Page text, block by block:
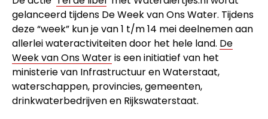
gelanceerd tijdens De Week van Ons Water. Tijdens
deze “week” kun je van 1 t/m 14 mei deelnemen aan
allerlei wateractiviteiten door het hele land. De
Week van Ons Wateris een initiatief van het
ministerie van Infrastructuur en Waterstaat,
waterschappen, provincies, gemeenten,
drinkwaterbedrijven en Rijkswaterstaat.